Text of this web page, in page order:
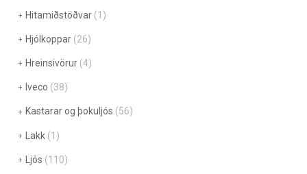
Hitamiðstöðvar (1)
Hjólkoppar (26)
Hreinsivörur (4)
Iveco (38)
Kastarar og þokuljós (56)
Lakk (1)
Ljós (110)